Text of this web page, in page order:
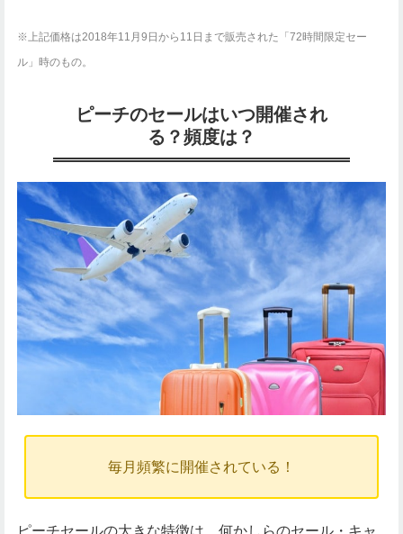
※上記価格は2018年11月9日から11日まで販売された「72時間限定セー
ル」時のもの。
ピーチのセールはいつ開催され
る？頻度は？
毎月頻繁に開催されている！